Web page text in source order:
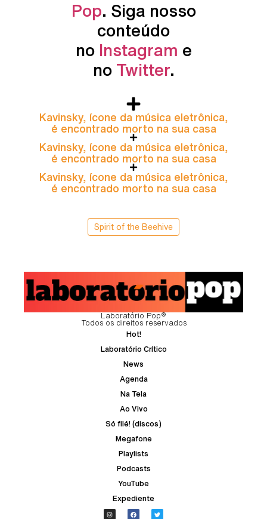
Pop. Siga nosso
conteúdo
no Instagram e
no Twitter.
Kavinsky, ícone da música eletrônica,
é encontrado morto na sua casa
Kavinsky, ícone da música eletrônica,
é encontrado morto na sua casa
Kavinsky, ícone da música eletrônica,
é encontrado morto na sua casa
Spirit of the Beehive
Laboratório Pop®
Todos os direitos reservados
Hot!
Laboratório Crítico
News
Agenda
Na Tela
Ao Vivo
Só filé! (discos)
Megafone
Playlists
Podcasts
YouTube
Expediente